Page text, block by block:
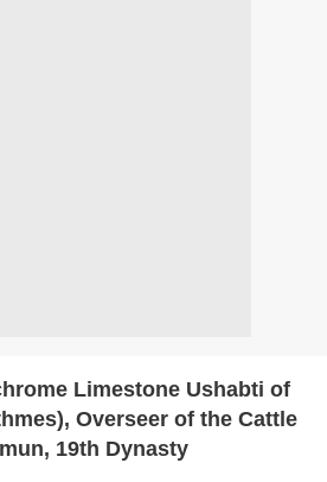
Limestone Ushabti of
Overseer of the Cattle
19th Dynasty